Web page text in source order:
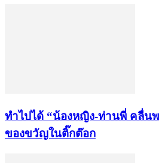
ทำไปได้ “น้องหญิง-ท่านพี่ คลื่น
ของขวัญในติ๊กต๊อก